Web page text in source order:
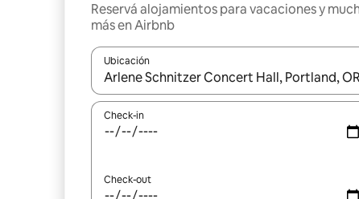
Reservá alojamientos para vacaciones y
más en Airbnb
Ubicación
Cuando los resultados estén disponibles,
Check-in
Check-out